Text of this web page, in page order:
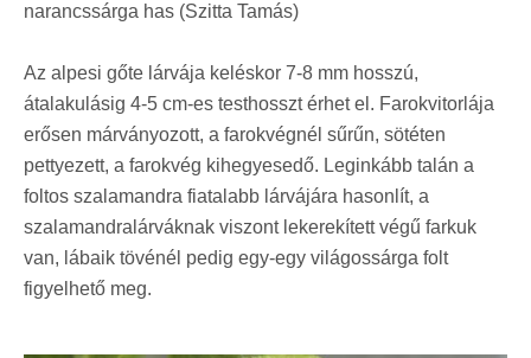
narancssárga has (Szitta Tamás)
Az alpesi gőte lárvája keléskor 7-8 mm hosszú,
átalakulásig 4-5 cm-es testhosszt érhet el. Farokvitorlája
erősen márványozott, a farokvégnél sűrűn, sötéten
pettyezett, a farokvég kihegyesedő. Leginkább talán a
foltos szalamandra fiatalabb lárvájára hasonlít, a
szalamandralárváknak viszont lekerekített végű farkuk
van, lábaik tövénél pedig egy-egy világossárga folt
figyelhető meg.